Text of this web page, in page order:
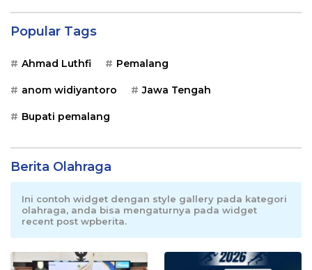
Popular Tags
Ahmad Luthfi Pemalang
anom widiyantoro Jawa Tengah
Bupati pemalang
Berita Olahraga
Ini contoh widget dengan style gallery pada kategori
olahraga, anda bisa mengaturnya pada widget
recent post wpberita.